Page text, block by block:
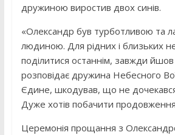
дружиною виростив двох синів.
«Олександр був турботливою та
людиною. Для рідних і близьких не
поділитися останнім, завжди йшов
розповідає дружина Небесного
Єдине, шкодував, що не
Дуже хотів побачити
Церемонія прощання з